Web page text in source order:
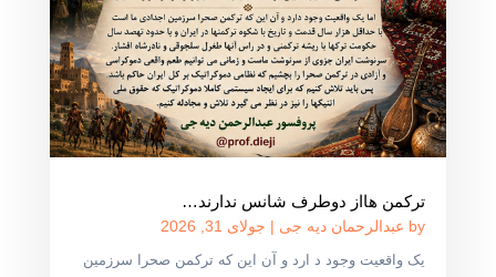
ترکمن هااز دوطرف شانس ندارند…
by عبدالرحمان دیه جی | جولای 31, 2026
یک واقعیت وجود د ارد و آن این که ترکمن صحرا سرزمین